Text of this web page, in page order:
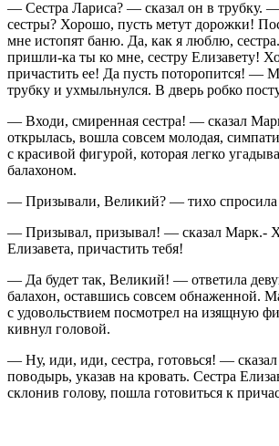
— Сестра Лариса? — сказал он в трубку.
сестры? Хорошо, пусть метут дорожки!
мне истопят баню. Да, как я люблю,
пришли-ка ты ко мне, сестру Елизавету!
причастить ее! Да пусть поторопится! —
трубку и ухмыльнулся. В дверь робко
— Входи, смиренная сестра! — сказал
открылась, вошла совсем молодая,
с красивой фигурой, которая легко
балахоном.
— Призывали, Великий? — тихо спросила
— Призывал, призывал! — сказал Марк.-
Елизавета, причастить тебя!
— Да будет так, Великий! — ответила
балахон, оставшись совсем обнаженной.
с удовольствием посмотрел на изящную
кивнул головой.
— Ну, иди, иди, сестра, готовься! —
поводырь, указав на кровать. Сестра
склонив голову, пошла готовиться к